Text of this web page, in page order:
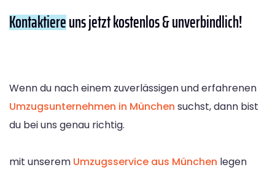
Kontaktiereuns jetzt kostenlos & unverbindlich!
Wenn du nach einem zuverlässigen und erfahrenen
Umzugsunternehmen in München suchst, dann bist
du bei uns genau richtig.
mit unserem Umzugsservice aus München legen